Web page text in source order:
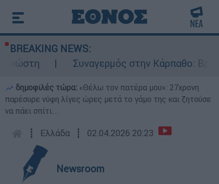
BREAKING NEWS:
Συναγερμός στην Κάρπαθο: Βρέθηκαν
δημοφιλές τώρα: «Θέλω τον πατέρα μου»: 27χρονη
παρέσυρε νύφη λίγες ώρες μετά το γάμο της και ζητούσε
να πάει σπίτι...
┋ Ελλάδα ┋ 02.04.2026 20:23
Newsroom